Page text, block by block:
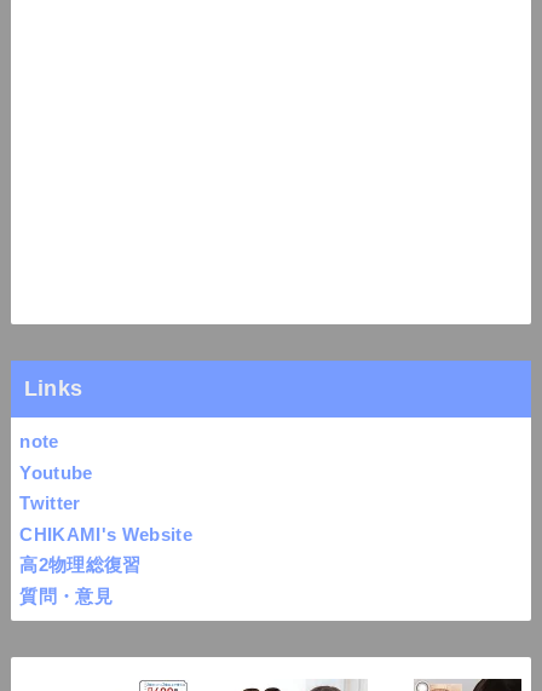
Links
note
Youtube
Twitter
CHIKAMI's Website
高2物理総復習
質問・意見